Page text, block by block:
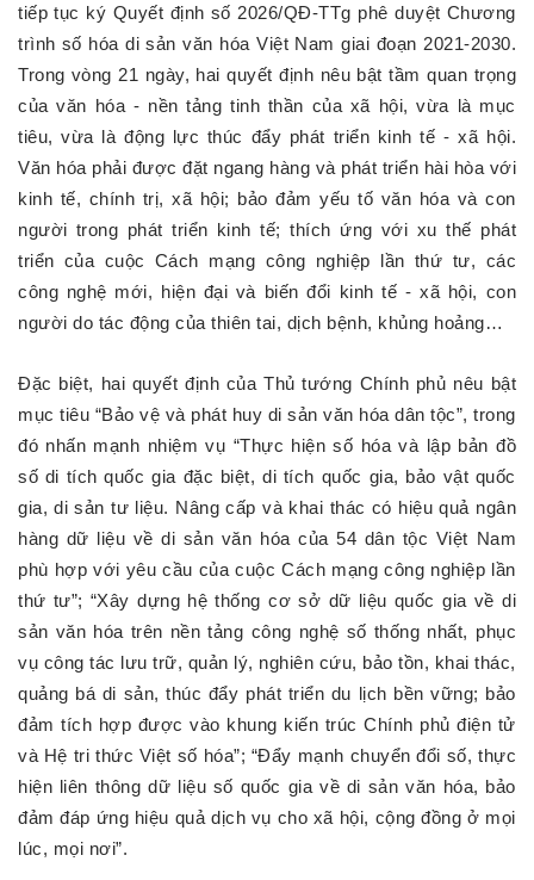
tiếp tục ký Quyết định số 2026/QĐ-TTg phê duyệt Chương
trình số hóa di sản văn hóa Việt Nam giai đoạn 2021-2030.
Trong vòng 21 ngày, hai quyết định nêu bật tầm quan trọng
của văn hóa - nền tảng tinh thần của xã hội, vừa là mục
tiêu, vừa là động lực thúc đẩy phát triển kinh tế - xã hội.
Văn hóa phải được đặt ngang hàng và phát triển hài hòa với
kinh tế, chính trị, xã hội; bảo đảm yếu tố văn hóa và con
người trong phát triển kinh tế; thích ứng với xu thế phát
triển của cuộc Cách mạng công nghiệp lần thứ tư, các
công nghệ mới, hiện đại và biến đổi kinh tế - xã hội, con
người do tác động của thiên tai, dịch bệnh, khủng hoảng…
Đặc biệt, hai quyết định của Thủ tướng Chính phủ nêu bật
mục tiêu “Bảo vệ và phát huy di sản văn hóa dân tộc”, trong
đó nhấn mạnh nhiệm vụ “Thực hiện số hóa và lập bản đồ
số di tích quốc gia đặc biệt, di tích quốc gia, bảo vật quốc
gia, di sản tư liệu. Nâng cấp và khai thác có hiệu quả ngân
hàng dữ liệu về di sản văn hóa của 54 dân tộc Việt Nam
phù hợp với yêu cầu của cuộc Cách mạng công nghiệp lần
thứ tư”; “Xây dựng hệ thống cơ sở dữ liệu quốc gia về di
sản văn hóa trên nền tảng công nghệ số thống nhất, phục
vụ công tác lưu trữ, quản lý, nghiên cứu, bảo tồn, khai thác,
quảng bá di sản, thúc đẩy phát triển du lịch bền vững; bảo
đảm tích hợp được vào khung kiến trúc Chính phủ điện tử
và Hệ tri thức Việt số hóa”; “Đẩy mạnh chuyển đổi số, thực
hiện liên thông dữ liệu số quốc gia về di sản văn hóa, bảo
đảm đáp ứng hiệu quả dịch vụ cho xã hội, cộng đồng ở mọi
lúc, mọi nơi”.